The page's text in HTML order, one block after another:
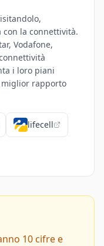
la connettività.
Vodafone,
i loro piani
rapporto
lifecell
10 cifre e